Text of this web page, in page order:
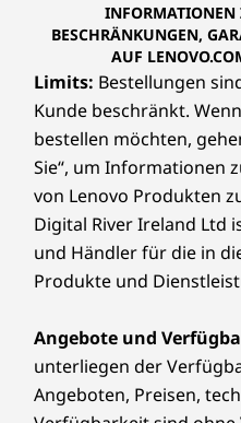
INFORMATIONEN
BESCHRÄNKUNGEN,
AUF
Limits: Bestellungen
Kunde beschränkt.
bestellen möchten,
Sie“, um Informationen
von Lenovo Produkten
Digital River Ireland Ltd
und Händler für die in
Produkte und
Angebote und
unterliegen der
Angeboten, Preisen,